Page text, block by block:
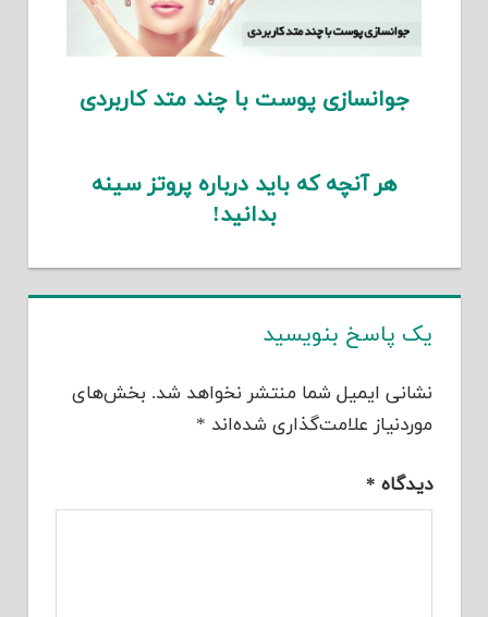
جوانسازی پوست با چند متد کاربردی
هر آنچه که باید درباره پروتز سینه
بدانید!
یک پاسخ بنویسید
نشانی ایمیل شما منتشر نخواهد شد. بخش‌های
موردنیاز علامت‌گذاری شده‌اند *
دیدگاه *